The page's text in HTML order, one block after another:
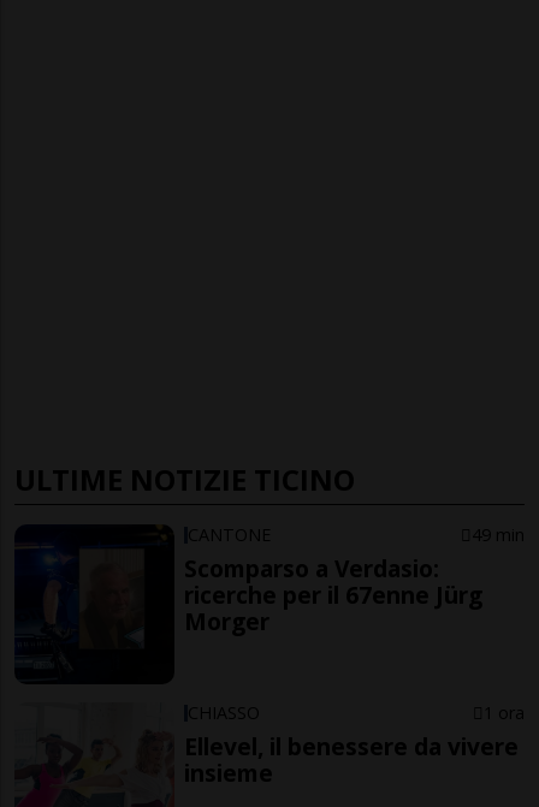
ULTIME NOTIZIE TICINO
CANTONE 49 min
Scomparso a Verdasio:
ricerche per il 67enne Jürg
Morger
CHIASSO 1 ora
Ellevel, il benessere da vivere
insieme